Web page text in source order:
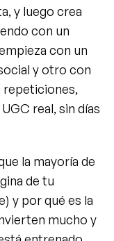
y luego crea
con un
con un
y otro con
repeticiones,
real, sin días
la mayoría de
de tu
y por qué es la
mucho y